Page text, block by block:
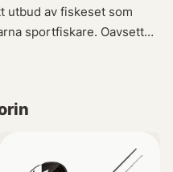
utbud av fiskeset som
sportfiskare. Oavsett
alla nödvändiga delar,
högkvalitativ och